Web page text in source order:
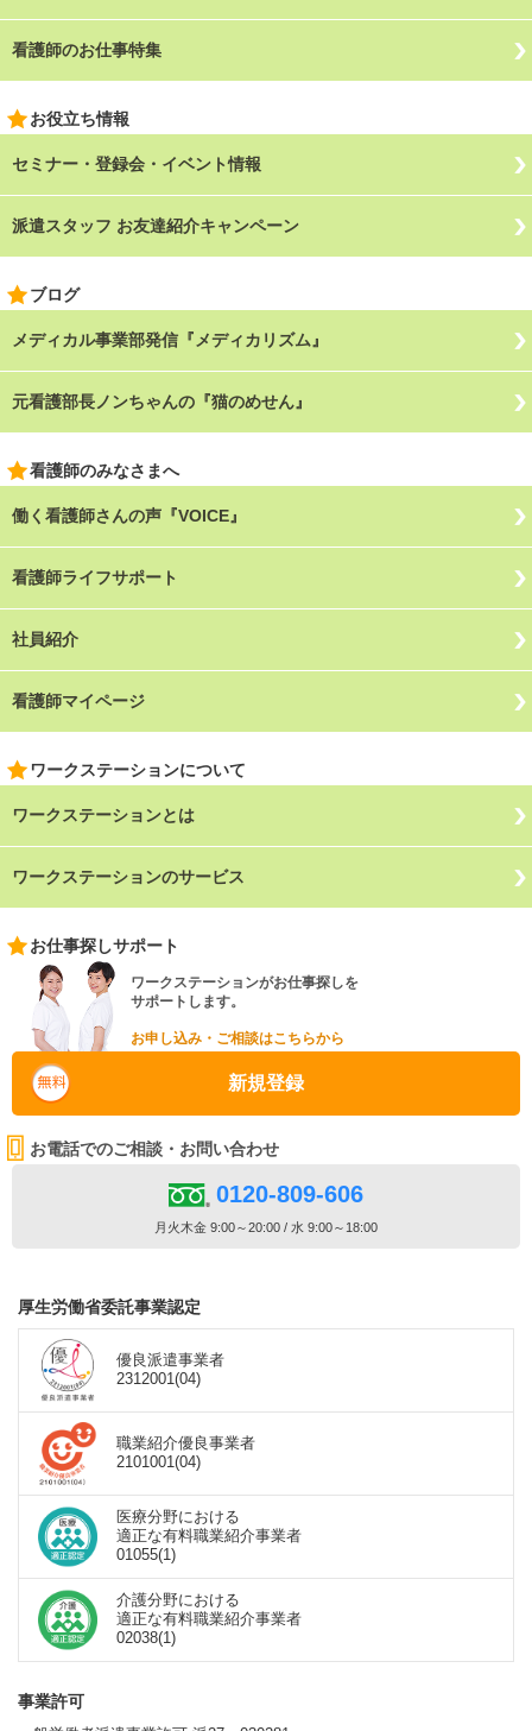
看護師のお仕事特集
お役立ち情報
セミナー・登録会・イベント情報
派遣スタッフ お友達紹介キャンペーン
ブログ
メディカル事業部発信『メディカリズム』
元看護部長ノンちゃんの『猫のめせん』
看護師のみなさまへ
働く看護師さんの声『VOICE』
看護師ライフサポート
社員紹介
看護師マイページ
ワークステーションについて
ワークステーションとは
ワークステーションのサービス
お仕事探しサポート
ワークステーションがお仕事探しを
サポートします。
お申し込み・ご相談はこちらから
新規登録
お電話でのご相談・お問い合わせ
0120-809-606
月火木金 9:00～20:00 / 水 9:00～18:00
厚生労働省委託事業認定
優良派遣事業者
2312001(04)
職業紹介優良事業者
2101001(04)
医療分野における
適正な有料職業紹介事業者
01055(1)
介護分野における
適正な有料職業紹介事業者
02038(1)
事業許可